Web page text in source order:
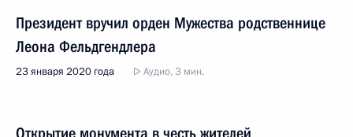
Президент вручил орден Мужества родственнице
Леона Фельдгендлера
23 января 2020 года Аудио, 3 мин.
Открытие монумента в честь жителей